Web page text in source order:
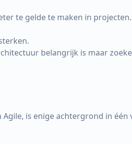
te gelde te maken in projecten.
belangrijk is maar
is enige achtergrond in één